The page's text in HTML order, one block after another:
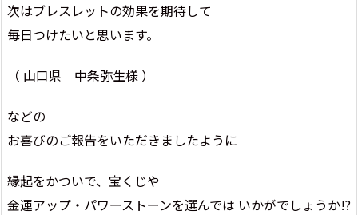
次はブレスレットの効果を期待して
毎日つけたいと思います。
（ 山口県 中条弥生様 ）
などの
お喜びのご報告をいただきましたように
縁起をかついで、宝くじや
金運アップ・パワーストーンを選んでは いかがでしょうか!?